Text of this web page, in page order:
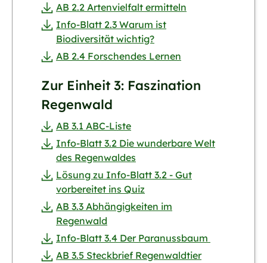
AB 2.2 Artenvielfalt ermitteln
Info-Blatt 2.3 Warum ist
Biodiversität wichtig?
AB 2.4 Forschendes Lernen
Zur Einheit 3: Faszination
Regenwald
AB 3.1 ABC-Liste
Info-Blatt 3.2 Die wunderbare Welt
des Regenwaldes
Lösung zu Info-Blatt 3.2 - Gut
vorbereitet ins Quiz
AB 3.3 Abhängigkeiten im
Regenwald
Info-Blatt 3.4 Der Paranussbaum
AB 3.5 Steckbrief Regenwaldtier